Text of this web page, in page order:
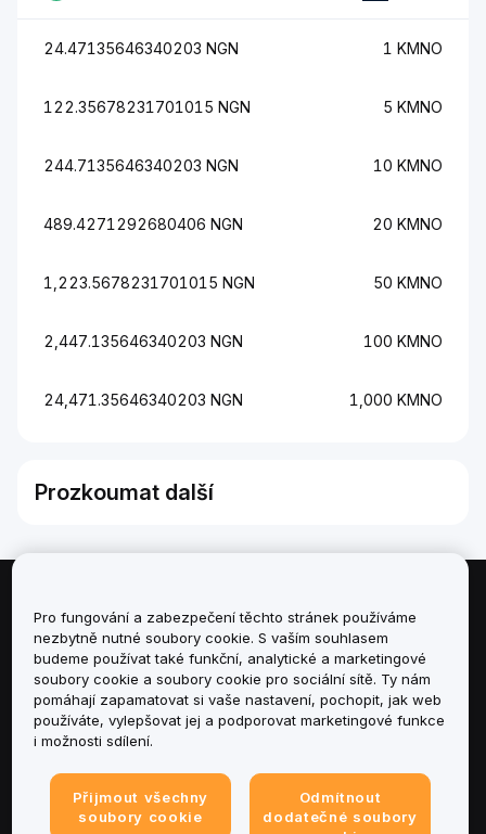
24.47135646340203 NGN 1 KMNO
122.35678231701015 NGN 5 KMNO
244.7135646340203 NGN 10 KMNO
489.4271292680406 NGN 20 KMNO
1,223.5678231701015 NGN 50 KMNO
2,447.135646340203 NGN 100 KMNO
24,471.35646340203 NGN 1,000 KMNO
Prozkoumat další
Informace
Služby
podpora
Právní informace
Pro fungování a zabezpečení těchto stránek používáme
nezbytně nutné soubory cookie. S vaším souhlasem
budeme používat také funkční, analytické a marketingové
soubory cookie a soubory cookie pro sociální sítě. Ty nám
pomáhají zapamatovat si vaše nastavení, pochopit, jak web
používáte, vylepšovat jej a podporovat marketingové funkce
i možnosti sdílení.
Přijmout všechny
soubory cookie
Odmítnout
dodatečné soubory